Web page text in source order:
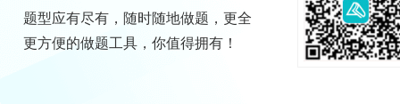
题型应有尽有，随时随地做题，更全
更方便的做题工具，你值得拥有！